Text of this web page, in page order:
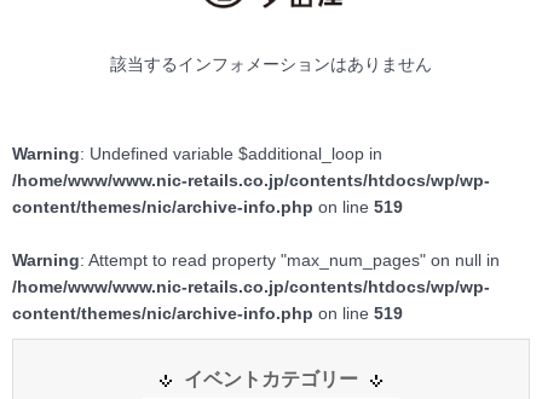
該当するインフォメーションはありません
Warning: Undefined variable $additional_loop in
/home/www/www.nic-retails.co.jp/contents/htdocs/wp/wp-
content/themes/nic/archive-info.php on line 519
Warning: Attempt to read property "max_num_pages" on null in
/home/www/www.nic-retails.co.jp/contents/htdocs/wp/wp-
content/themes/nic/archive-info.php on line 519
イベントカテゴリー